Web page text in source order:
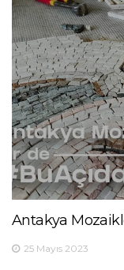
Antakya
25 Mayıs 2023